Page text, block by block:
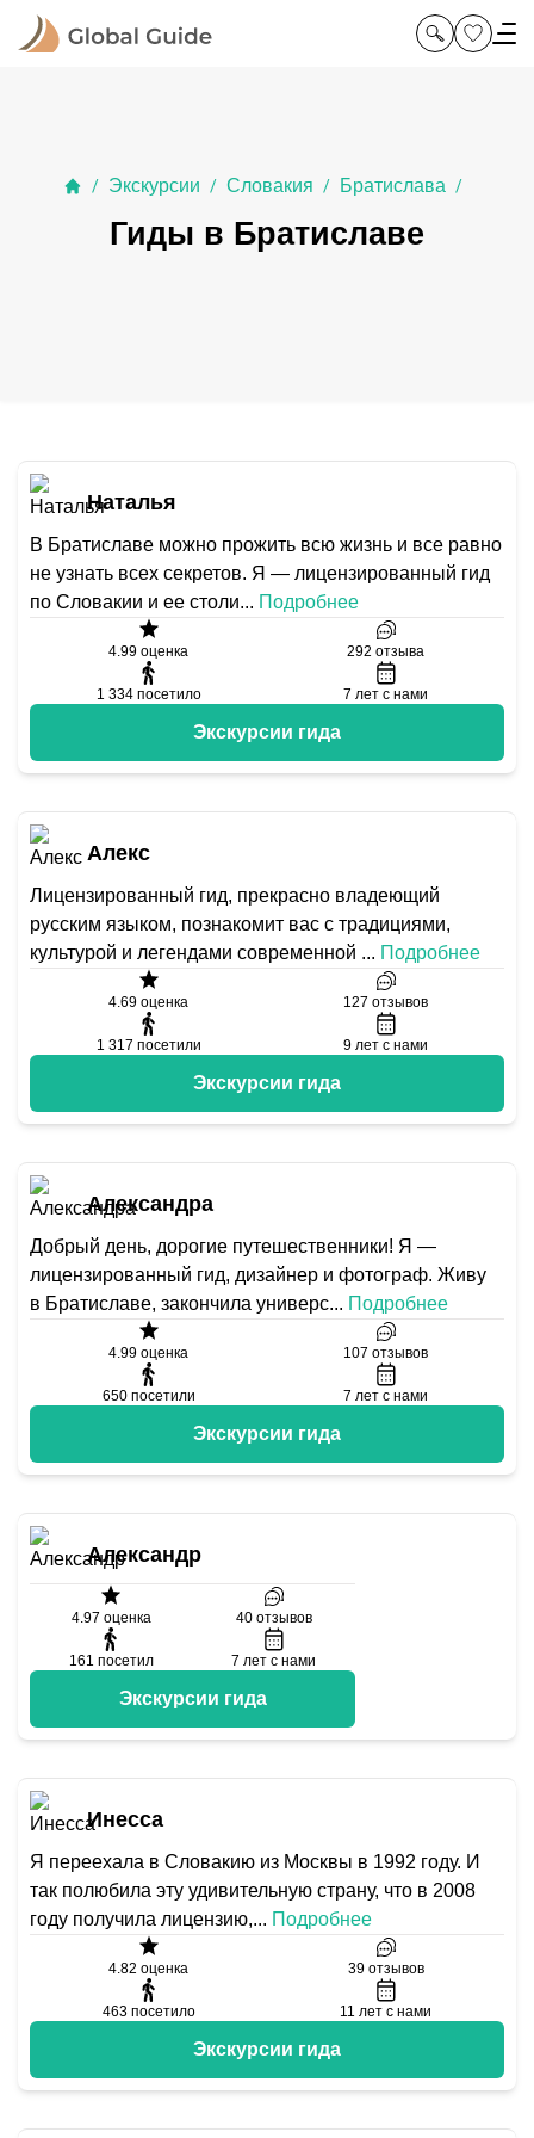
/ Экскурсии / Словакия / Братислава /
Гиды в Братиславе
Наталья
В Братиславе можно прожить всю жизнь и все равно
не узнать всех секретов. Я — лицензированный гид
по Словакии и ее столи... Подробнее
4.99 оценка 292 отзыва
1 334 посетило 7 лет с нами
Экскурсии гида
Алекс
Лицензированный гид, прекрасно владеющий
русским языком, познакомит вас с традициями,
культурой и легендами современной ... Подробнее
4.69 оценка 127 отзывов
1 317 посетили 9 лет с нами
Экскурсии гида
Александра
Добрый день, дорогие путешественники! Я —
лицензированный гид, дизайнер и фотограф. Живу
в Братиславе, закончила универс... Подробнее
4.99 оценка 107 отзывов
650 посетили 7 лет с нами
Экскурсии гида
Александр
4.97 оценка 40 отзывов
161 посетил 7 лет с нами
Экскурсии гида
Инесса
Я переехала в Словакию из Москвы в 1992 году. И
так полюбила эту удивительную страну, что в 2008
году получила лицензию,... Подробнее
4.82 оценка 39 отзывов
463 посетило 11 лет с нами
Экскурсии гида